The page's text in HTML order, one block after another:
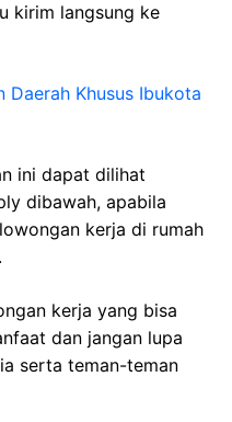
kirim langsung ke
Daerah Khusus Ibukota
ini dapat dilihat
dibawah, apabila
kerja di rumah
kerja yang bisa
dan jangan lupa
serta teman-teman